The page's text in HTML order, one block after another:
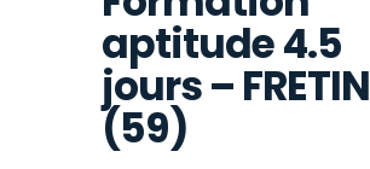
aptitude 4.5
jours – FRETIN
(59)